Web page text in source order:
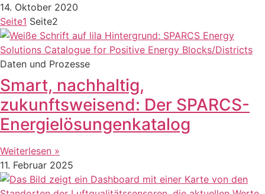
14. Oktober 2020
Seite1 Seite2
Daten und Prozesse
Smart, nachhaltig,
zukunftsweisend: Der SPARCS-
Energielösungenkatalog
Weiterlesen »
11. Februar 2025